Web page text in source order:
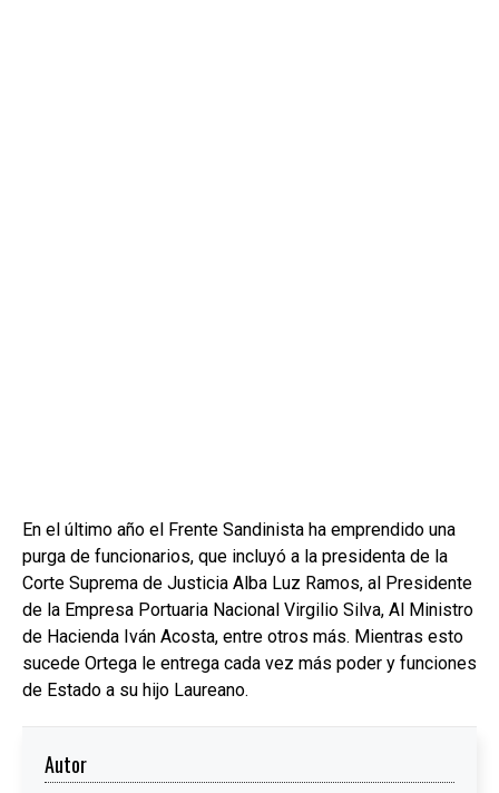
En el último año el Frente Sandinista ha emprendido una
purga de funcionarios, que incluyó a la presidenta de la
Corte Suprema de Justicia Alba Luz Ramos, al Presidente
de la Empresa Portuaria Nacional Virgilio Silva, Al Ministro
de Hacienda Iván Acosta, entre otros más. Mientras esto
sucede Ortega le entrega cada vez más poder y funciones
de Estado a su hijo Laureano.
Autor